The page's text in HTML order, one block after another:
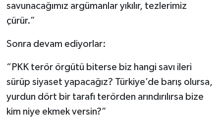
savunacağımız argümanlar yıkılır, tezlerimiz
çürür.”
Sonra devam ediyorlar:
“PKK terör örgütü biterse biz hangi savı ileri
sürüp siyaset yapacağız? Türkiye’de barış olursa,
yurdun dört bir tarafı terörden arındırılırsa bize
kim niye ekmek versin?”